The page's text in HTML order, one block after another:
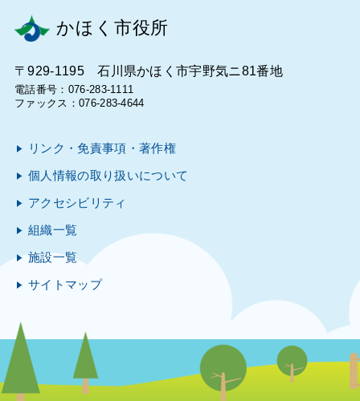
かほく市役所
〒929-1195 石川県かほく市宇野気ニ81番地
電話番号：076-283-1111
ファックス：076-283-4644
リンク・免責事項・著作権
個人情報の取り扱いについて
アクセシビリティ
組織一覧
施設一覧
サイトマップ